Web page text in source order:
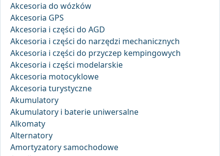
Akcesoria do wózków
Akcesoria GPS
Akcesoria i części do AGD
Akcesoria i części do narzędzi mechanicznych
Akcesoria i części do przyczep kempingowych
Akcesoria i części modelarskie
Akcesoria motocyklowe
Akcesoria turystyczne
Akumulatory
Akumulatory i baterie uniwersalne
Alkomaty
Alternatory
Amortyzatory samochodowe